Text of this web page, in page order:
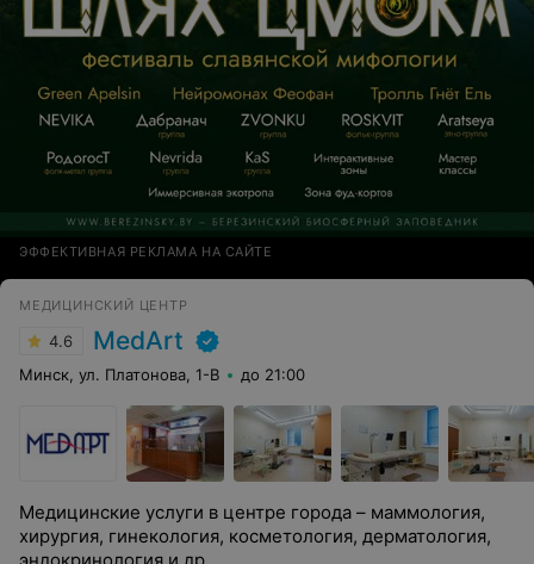
ЭФФЕКТИВНАЯ РЕКЛАМА НА САЙТЕ
МЕДИЦИНСКИЙ ЦЕНТР
4.6 MedArt
Минск, ул. Платонова, 1-В до 21:00
Медицинские услуги в центре города – маммология,
хирургия, гинекология, косметология, дерматология,